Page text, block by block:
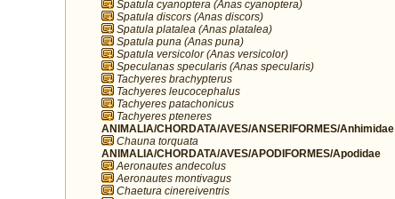
Spatula cyanoptera (Anas cyanoptera)
Spatula discors (Anas discors)
Spatula platalea (Anas platalea)
Spatula puna (Anas puna)
Spatula versicolor (Anas versicolor)
Speculanas specularis (Anas specularis)
Tachyeres brachypterus
Tachyeres leucocephalus
Tachyeres patachonicus
Tachyeres pteneres
ANIMALIA/CHORDATA/AVES/ANSERIFORMES/Anhimidae
Chauna torquata
ANIMALIA/CHORDATA/AVES/APODIFORMES/Apodidae
Aeronautes andecolus
Aeronautes montivagus
Chaetura cinereiventris